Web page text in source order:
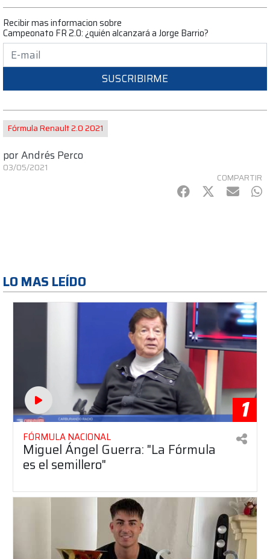
Recibir mas informacion sobre
Campeonato FR 2.0: ¿quién alcanzará a Jorge Barrio?
SUSCRIBIRME
Fórmula Renault 2.0 2021
porAndrés Perco
03/05/2021
COMPARTIR
Facebook
Twitter
mail
LO MAS LEÍDO
1
FÓRMULA NACIONAL
Miguel Ángel Guerra: "La Fórmula
es el semillero"